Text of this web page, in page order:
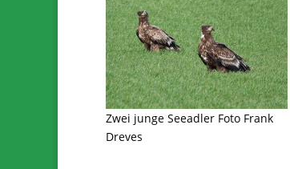
Zwei junge Seeadler Foto Frank
Dreves